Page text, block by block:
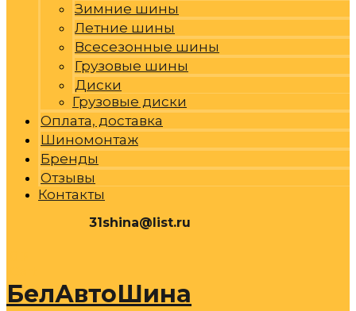
Зимние шины
Летние шины
Всесезонные шины
Грузовые шины
Диски
Грузовые диски
Оплата, доставка
Шиномонтаж
Бренды
Отзывы
Контакты
31shina@list.ru
БелАвтоШина